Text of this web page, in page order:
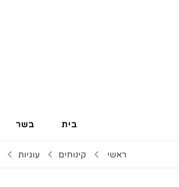
בית בשר
ראשי קינוחים עוגיות